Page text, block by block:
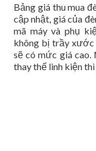
Bảng giá thu mua
cập nhật, giá của
mã máy và phụ
không bị trầy xước
sẽ có mức giá
thay thế linh kiện